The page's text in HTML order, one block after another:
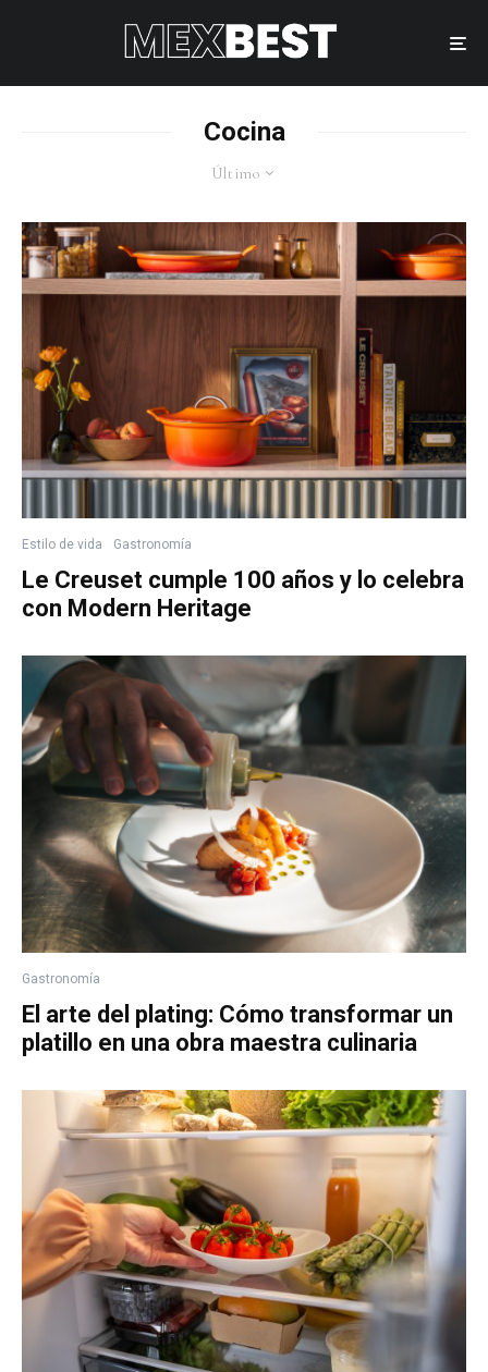
Cocina
Último
Estilo de vida Gastronomía
Le Creuset cumple 100 años y lo celebra
con Modern Heritage
Gastronomía
El arte del plating: Cómo transformar un
platillo en una obra maestra culinaria